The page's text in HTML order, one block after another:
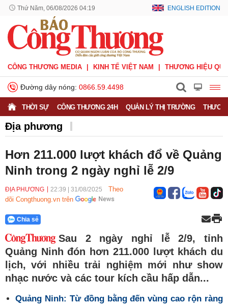
Thứ Năm, 06/08/2026 04:19 ENGLISH EDITION
CÔNG THƯƠNG MEDIA KINH TẾ VIỆT NAM THƯƠNG HIỆU
Đường dây nóng: 0866.59.4498
THỜI SỰ CÔNG THƯƠNG 24H QUẢN LÝ THỊ TRƯỜNG
Địa phương
Hơn 211.000 lượt khách đổ về Quảng
Ninh trong 2 ngày nghỉ lễ 2/9
ĐỊA PHƯƠNG 22:39 31/08/2025
Theo
dõi Congthuong.vn trên
Chia sẻ
Sau 2 ngày nghỉ lễ 2/9, tỉnh
Quảng Ninh đón hơn 211.000 lượt khách du
lịch, với nhiều trải nghiệm mới như show
nhạc nước và các tour kích cầu hấp dẫn...
Quảng Ninh: Từ đồng bằng đến vùng cao rộn ràng